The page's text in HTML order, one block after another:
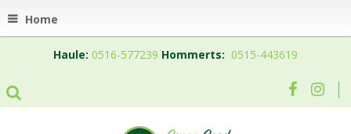
Home
Haule: 0516-577239 Hommerts: 0515-443619